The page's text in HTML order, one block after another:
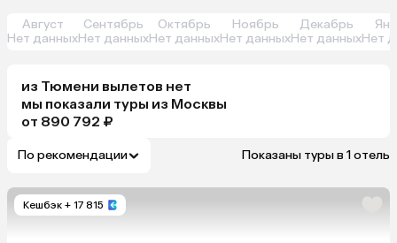
Август
Нет данных
Сентябрь
Нет данных
Октябрь
Нет данных
Ноябрь
Нет данных
Декабрь
Нет данныхНет
из Тюмени вылетов нет
мы показали туры из Москвы
от 890 792 ₽
По рекомендации Показаны туры в 1 отель
Кешбэк + 17 815